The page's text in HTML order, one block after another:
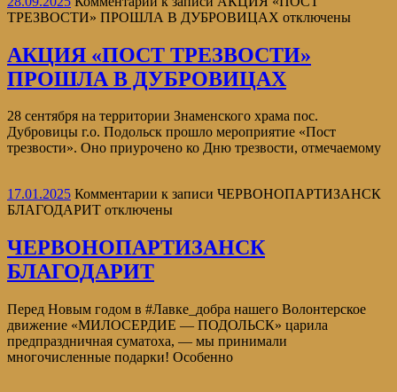
ТРЕЗВОСТИ» ПРОШЛА В ДУБРОВИЦАХ отключены
АКЦИЯ «ПОСТ ТРЕЗВОСТИ»
ПРОШЛА В ДУБРОВИЦАХ
28 сентября на территории Знаменского храма пос.
Дубровицы г.о. Подольск прошло мероприятие «Пост
трезвости». Оно приурочено ко Дню трезвости, отмечаемому
17.01.2025 Комментарии к записи ЧЕРВОНОПАРТИЗАНСК
БЛАГОДАРИТ отключены
ЧЕРВОНОПАРТИЗАНСК
БЛАГОДАРИТ
Перед Новым годом в #Лавке_добра нашего Волонтерское
движение «МИЛОСЕРДИЕ — ПОДОЛЬСК» царила
предпраздничная суматоха, — мы принимали
многочисленные подарки! Особенно